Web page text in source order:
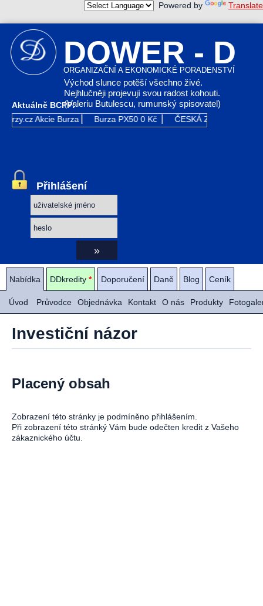
Powered by Translate
DOWER - D
ORGANIZAČNÍ A EKONOMICKÉ PORADENSTVÍ
Východ slunce potěší všechno živé.
Nejhlučněji projevují svou radost kohouti.
(Valeriu Butulescu, rumunský spisovatel)
Aktuálně BCPP:
Akcie Burza Burza PX50 0 Kč ČESKÁ ZBROJOVKA GR
Přihlášení
Nabídka DDkredity * Doporučení Daně Blog Ceník
Úvod Průvodce Objednávka Kontakt O nás Produkty
Investiční názor
Placený obsah
Zobrazení této stránky je podmíněno přihlášením.
Při zobrazení této stránký Vám bude odečten kredit z Vašeho
zákaznického účtu.